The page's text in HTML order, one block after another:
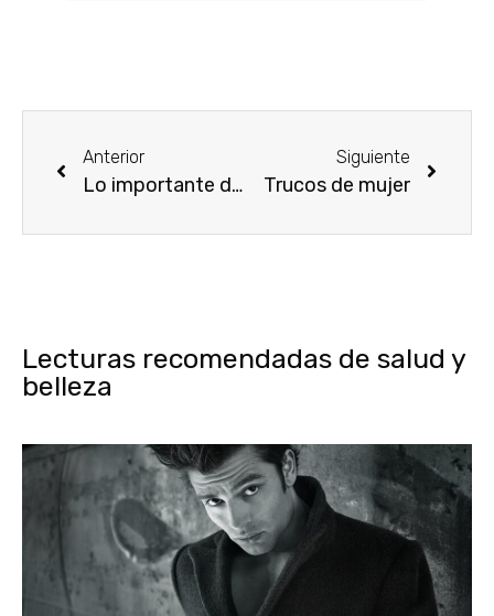
Anterior
Lo importante de los tratamientos solares
Siguiente
Trucos de mujer
Lecturas recomendadas de salud y
belleza